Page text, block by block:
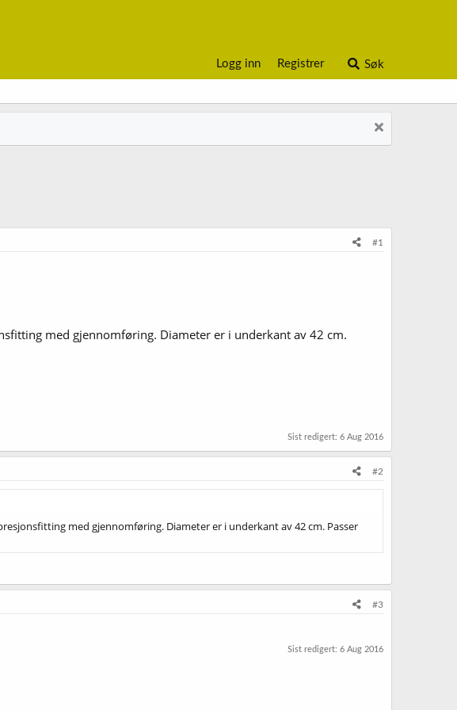
Logg inn Registrer Søk
#1
med gjennomføring. Diameter er i underkant av 42 cm.
Sist redigert: 6 Aug 2016
#2
med gjennomføring. Diameter er i underkant av 42 cm. Passer
#3
Sist redigert: 6 Aug 2016